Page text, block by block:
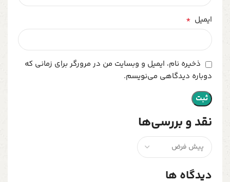
نقد و بررسی‌ها
دیدگاه ها
ایمیل *
ذخیره نام، ایمیل و وبسایت من در مرورگر برای زمانی که
دوباره دیدگاهی می‌نویسم.